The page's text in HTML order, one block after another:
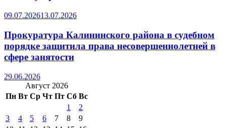
09.07.202613.07.2026
Прокуратура Калининского района в судебном
порядке защитила права несовершеннолетней в
сфере занятости
29.06.2026
Август 2026
Пн Вт Ср Чт Пт Сб Вс
1
2
3
4 5 6 7 8
9